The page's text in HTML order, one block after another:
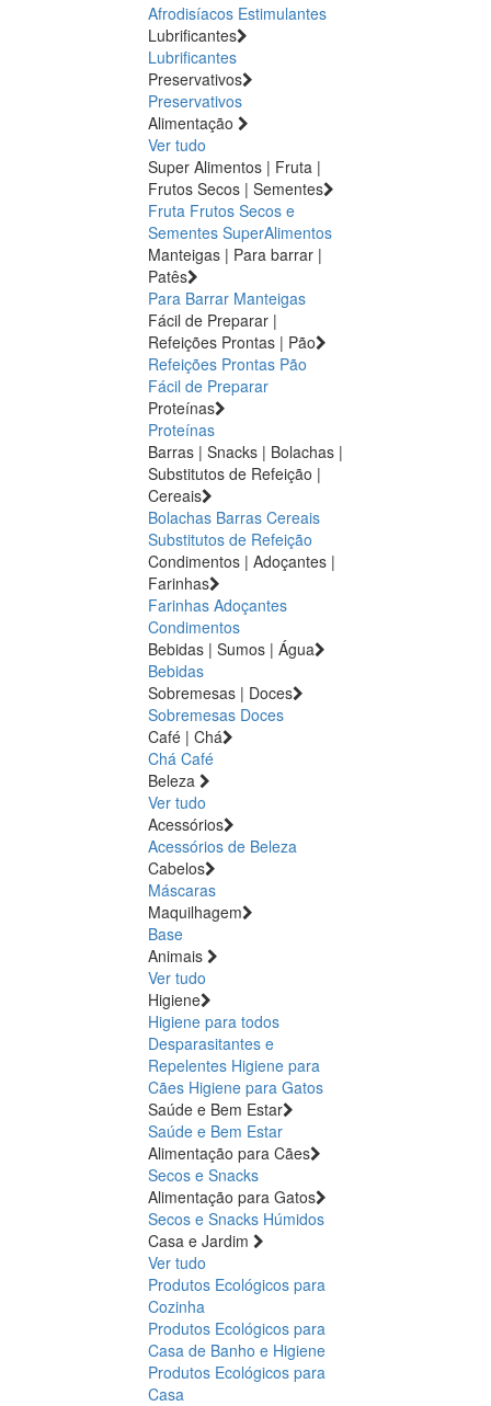
Afrodisíacos Estimulantes
Lubrificantes
Lubrificantes
Preservativos
Preservativos
Alimentação
Ver tudo
Super Alimentos | Fruta |
Frutos Secos | Sementes
Fruta Frutos Secos e
Sementes SuperAlimentos
Manteigas | Para barrar |
Patês
Para Barrar Manteigas
Fácil de Preparar |
Refeições Prontas | Pão
Refeições Prontas Pão
Fácil de Preparar
Proteínas
Proteínas
Barras | Snacks | Bolachas |
Substitutos de Refeição |
Cereais
Bolachas Barras Cereais
Substitutos de Refeição
Condimentos | Adoçantes |
Farinhas
Farinhas Adoçantes
Condimentos
Bebidas | Sumos | Água
Bebidas
Sobremesas | Doces
Sobremesas Doces
Café | Chá
Chá Café
Beleza
Ver tudo
Acessórios
Acessórios de Beleza
Cabelos
Máscaras
Maquilhagem
Base
Animais
Ver tudo
Higiene
Higiene para todos
Desparasitantes e
Repelentes Higiene para
Cães Higiene para Gatos
Saúde e Bem Estar
Saúde e Bem Estar
Alimentação para Cães
Secos e Snacks
Alimentação para Gatos
Secos e Snacks Húmidos
Casa e Jardim
Ver tudo
Produtos Ecológicos para
Cozinha
Produtos Ecológicos para
Casa de Banho e Higiene
Produtos Ecológicos para
Casa